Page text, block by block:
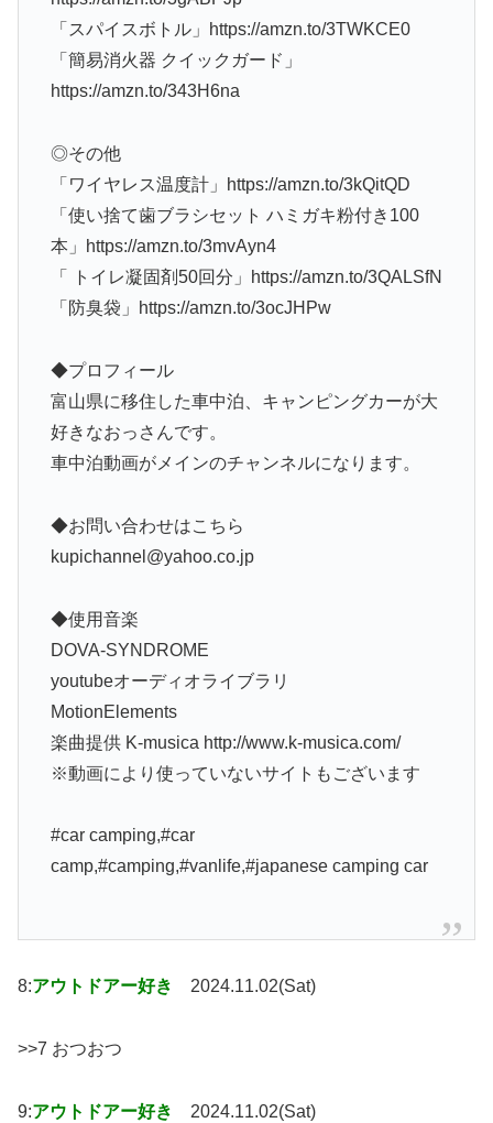
「スパイスボトル」https://amzn.to/3TWKCE0
「簡易消火器 クイックガード」
https://amzn.to/343H6na
◎その他
「ワイヤレス温度計」https://amzn.to/3kQitQD
「使い捨て歯ブラシセット ハミガキ粉付き100
本」https://amzn.to/3mvAyn4
「 トイレ凝固剤50回分」https://amzn.to/3QALSfN
「防臭袋」https://amzn.to/3ocJHPw
◆プロフィール
富山県に移住した車中泊、キャンピングカーが大
好きなおっさんです。
車中泊動画がメインのチャンネルになります。
◆お問い合わせはこちら
kupichannel@yahoo.co.jp
◆使用音楽
DOVA-SYNDROME
youtubeオーディオライブラリ
MotionElements
楽曲提供 K-musica http://www.k-musica.com/
※動画により使っていないサイトもございます
#car camping,#car
camp,#camping,#vanlife,#japanese camping car
8:アウトドアー好き 2024.11.02(Sat)
>>7 おつおつ
9:アウトドアー好き 2024.11.02(Sat)